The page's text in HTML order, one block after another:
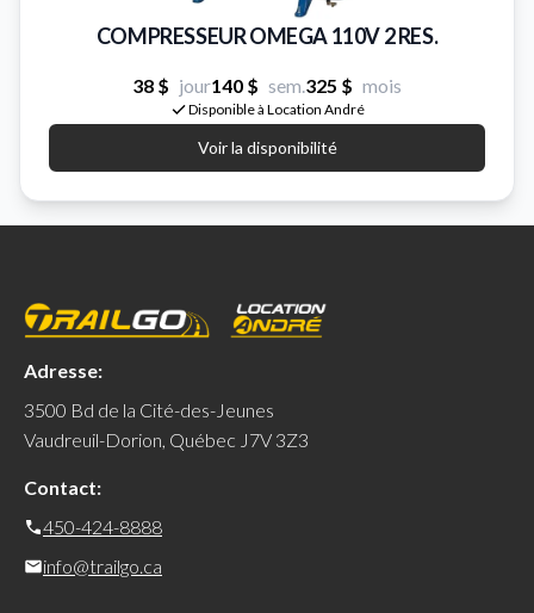
COMPRESSEUR OMEGA 110V 2 RES.
38 $ jour140 $ sem.325 $ mois
Disponible à Location André
Voir la disponibilité
Adresse:
3500 Bd de la Cité-des-Jeunes
Vaudreuil-Dorion, Québec J7V 3Z3
Contact:
450-424-8888
info@trailgo.ca